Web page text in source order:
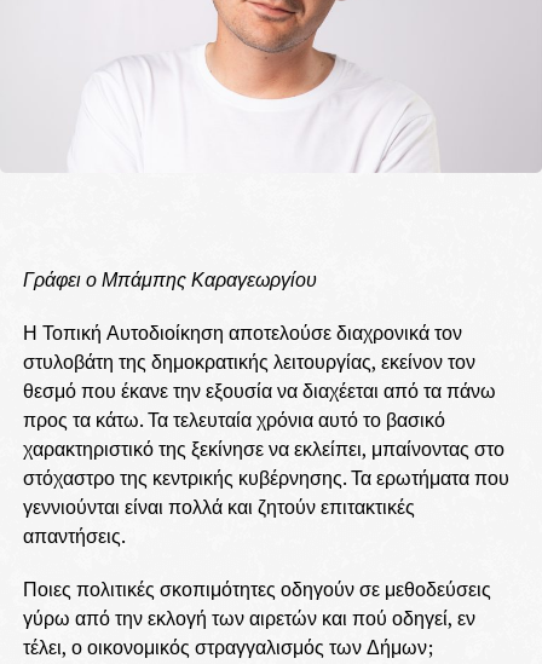
Γράφει ο Μπάμπης Καραγεωργίου
Η Τοπική Αυτοδιοίκηση αποτελούσε διαχρονικά τον
στυλοβάτη της δημοκρατικής λειτουργίας, εκείνον τον
θεσμό που έκανε την εξουσία να διαχέεται από τα πάνω
προς τα κάτω. Τα τελευταία χρόνια αυτό το βασικό
χαρακτηριστικό της ξεκίνησε να εκλείπει, μπαίνοντας στο
στόχαστρο της κεντρικής κυβέρνησης. Τα ερωτήματα που
γεννιούνται είναι πολλά και ζητούν επιτακτικές
απαντήσεις.
Ποιες πολιτικές σκοπιμότητες οδηγούν σε μεθοδεύσεις
γύρω από την εκλογή των αιρετών και πού οδηγεί, εν
τέλει, ο οικονομικός στραγγαλισμός των Δήμων;